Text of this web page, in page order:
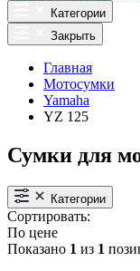
Категории
Закрыть
Главная
Мотосумки
Yamaha
YZ 125
Сумки для
Категории
Сортировать:
По цене
Показано 1 из 1